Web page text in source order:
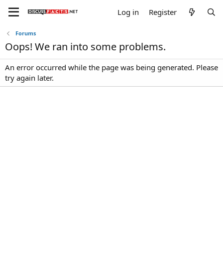
Log in Register
Forums
Oops! We ran into some problems.
An error occurred while the page was being generated. Please
try again later.